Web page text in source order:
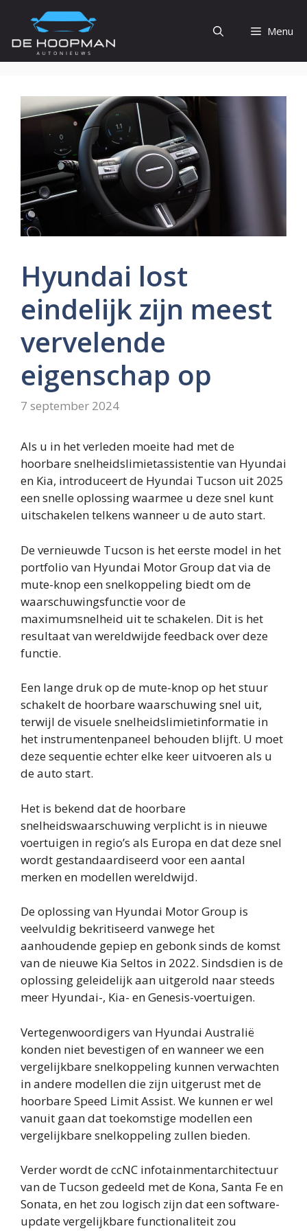
de
inhoud
Menu
Hyundai lost
eindelijk zijn meest
vervelende
eigenschap op
7 september 2024
Als u in het verleden moeite had met de
hoorbare snelheidslimietassistentie van Hyundai
en Kia, introduceert de Hyundai Tucson uit 2025
een snelle oplossing waarmee u deze snel kunt
uitschakelen telkens wanneer u de auto start.
De vernieuwde Tucson is het eerste model in het
portfolio van Hyundai Motor Group dat via de
mute-knop een snelkoppeling biedt om de
waarschuwingsfunctie voor de
maximumsnelheid uit te schakelen. Dit is het
resultaat van wereldwijde feedback over deze
functie.
Een lange druk op de mute-knop op het stuur
schakelt de hoorbare waarschuwing snel uit,
terwijl de visuele snelheidslimietinformatie in
het instrumentenpaneel behouden blijft. U moet
deze sequentie echter elke keer uitvoeren als u
de auto start.
Het is bekend dat de hoorbare
snelheidswaarschuwing verplicht is in nieuwe
voertuigen in regio’s als Europa en dat deze snel
wordt gestandaardiseerd voor een aantal
merken en modellen wereldwijd.
De oplossing van Hyundai Motor Group is
veelvuldig bekritiseerd vanwege het
aanhoudende gepiep en gebonk sinds de komst
van de nieuwe Kia Seltos in 2022. Sindsdien is de
oplossing geleidelijk aan uitgerold naar steeds
meer Hyundai-, Kia- en Genesis-voertuigen.
Vertegenwoordigers van Hyundai Australië
konden niet bevestigen of en wanneer we een
vergelijkbare snelkoppeling kunnen verwachten
in andere modellen die zijn uitgerust met de
hoorbare Speed ​​Limit Assist. We kunnen er wel
vanuit gaan dat toekomstige modellen een
vergelijkbare snelkoppeling zullen bieden.
Verder wordt de ccNC infotainmentarchitectuur
van de Tucson gedeeld met de Kona, Santa Fe en
Sonata, en het zou logisch zijn dat een software-
update vergelijkbare functionaliteit zou